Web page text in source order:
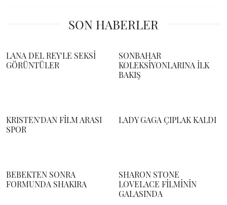
SON HABERLER
LANA DEL REY'LE SEKSİ
GÖRÜNTÜLER
SONBAHAR
KOLEKSİYONLARINA İLK
BAKIŞ
KRISTEN'DAN FİLM ARASI
SPOR
LADY GAGA ÇIPLAK KALDI
BEBEKTEN SONRA
FORMUNDA SHAKIRA
SHARON STONE
LOVELACE FİLMİNİN
GALASINDA